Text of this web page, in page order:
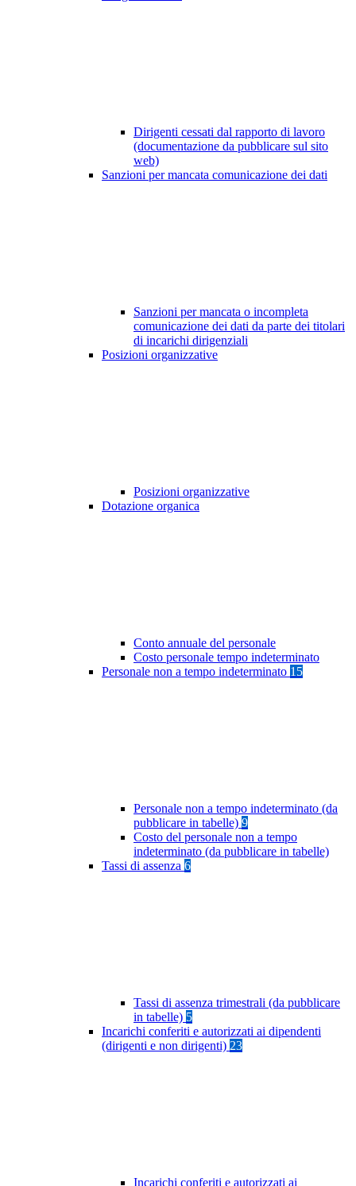
Dirigenti cessati dal rapporto di lavoro
(documentazione da pubblicare sul sito
web)
Sanzioni per mancata comunicazione dei dati
Sanzioni per mancata o incompleta
comunicazione dei dati da parte dei titolari
di incarichi dirigenziali
Posizioni organizzative
Posizioni organizzative
Dotazione organica
Conto annuale del personale
Costo personale tempo indeterminato
Personale non a tempo indeterminato 15
Personale non a tempo indeterminato (da
pubblicare in tabelle) 9
Costo del personale non a tempo
indeterminato (da pubblicare in tabelle)
Tassi di assenza 6
Tassi di assenza trimestrali (da pubblicare
in tabelle) 5
Incarichi conferiti e autorizzati ai dipendenti
(dirigenti e non dirigenti) 23
Incarichi conferiti e autorizzati ai